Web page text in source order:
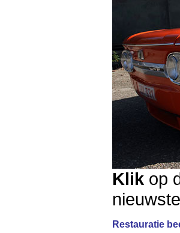
Klik op
Restauratie